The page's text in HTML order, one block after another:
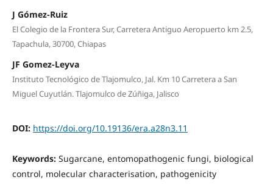
J Gómez-Ruiz
El Colegio de la Frontera Sur, Carretera Antiguo Aeropuerto km 2.5,
Tapachula, 30700, Chiapas
JF Gomez-Leyva
Instituto Tecnológico de Tlajomulco, Jal. Km 10 Carretera a San
Miguel Cuyutlán. Tlajomulco de Zúñiga, Jalisco
DOI: https://doi.org/10.19136/era.a28n3.11
Keywords: Sugarcane, entomopathogenic fungi, biological
control, molecular characterisation, pathogenicity